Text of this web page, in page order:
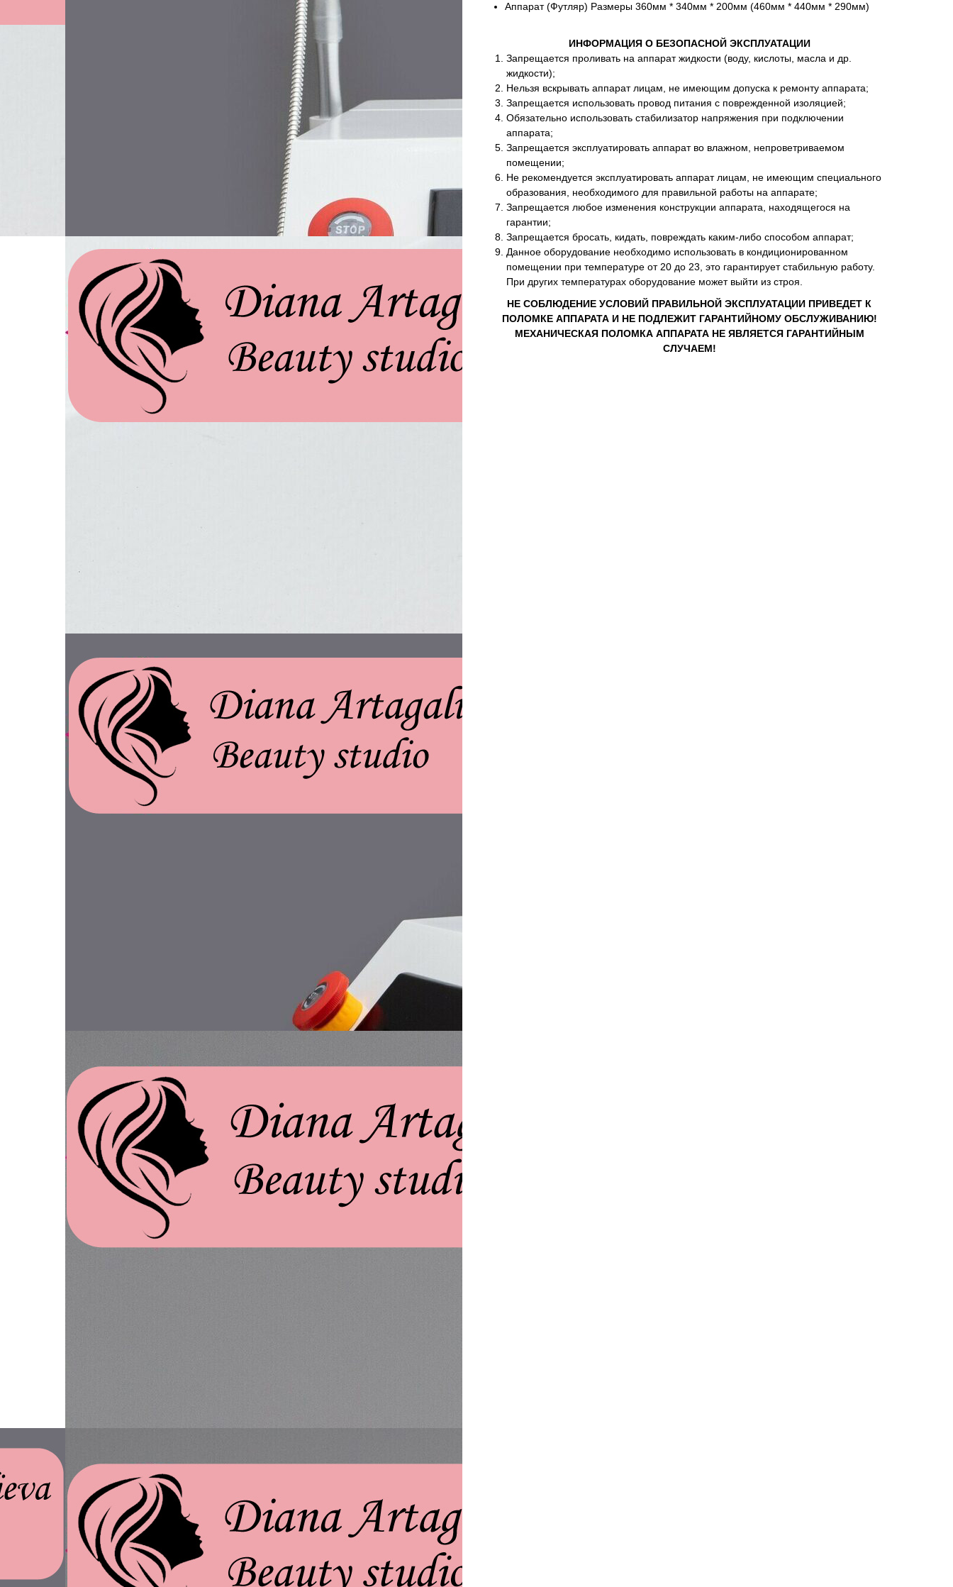
Аппарат (Футляр) Размеры 360мм * 340мм * 200мм (460мм * 440мм * 290мм)
ИНФОРМАЦИЯ О БЕЗОПАСНОЙ ЭКСПЛУАТАЦИИ
Запрещается проливать на аппарат жидкости (воду, кислоты, масла и др.
жидкости);
Нельзя вскрывать аппарат лицам, не имеющим допуска к ремонту аппарата;
Запрещается использовать провод питания с поврежденной изоляцией;
Обязательно использовать стабилизатор напряжения при подключении
аппарата;
Запрещается эксплуатировать аппарат во влажном, непроветриваемом
помещении;
Не рекомендуется эксплуатировать аппарат лицам, не имеющим специального
образования, необходимого для правильной работы на аппарате;
Запрещается любое изменения конструкции аппарата, находящегося на
гарантии;
Запрещается бросать, кидать, повреждать каким-либо способом аппарат;
Данное оборудование необходимо использовать в кондиционированном
помещении при температуре от 20 до 23, это гарантирует стабильную работу.
При других температурах оборудование может выйти из строя.
НЕ СОБЛЮДЕНИЕ УСЛОВИЙ ПРАВИЛЬНОЙ ЭКСПЛУАТАЦИИ ПРИВЕДЕТ К
ПОЛОМКЕ АППАРАТА И НЕ ПОДЛЕЖИТ ГАРАНТИЙНОМУ ОБСЛУЖИВАНИЮ!
МЕХАНИЧЕСКАЯ ПОЛОМКА АППАРАТА НЕ ЯВЛЯЕТСЯ ГАРАНТИЙНЫМ
СЛУЧАЕМ!